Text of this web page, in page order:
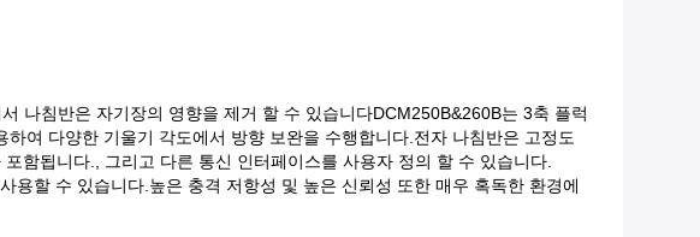
나침반은 자기장의 영향을 제거 할 수 있습니다DCM250B&260B는 3축 플럭
여 다양한 기울기 각도에서 방향 보완을 수행합니다.전자 나침반은 고정도
함됩니다., 그리고 다른 통신 인터페이스를 사용자 정의 할 수 있습니다.
할 수 있습니다.높은 충격 저항성 및 높은 신뢰성 또한 매우 혹독한 환경에